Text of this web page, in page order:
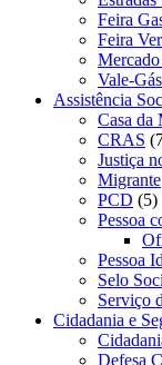
Feira
Feira
Vale-Gás
Assistência
Casa da
CRAS
Justiça
Migrante
PCD (5)
Pessoa
Pessoa
Selo
Serviço
Cidadania e
Defesa